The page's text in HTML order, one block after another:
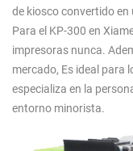
de kiosco convertido
Para el KP-300 en
impresoras nunca.
mercado, Es ideal para
especializa en la
entorno minorista.